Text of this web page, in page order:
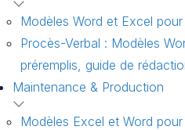
Modèles Word et Excel
Procès-Verbal : Modèles
préremplis, guide de
Maintenance & Production
Modèles Excel et Word